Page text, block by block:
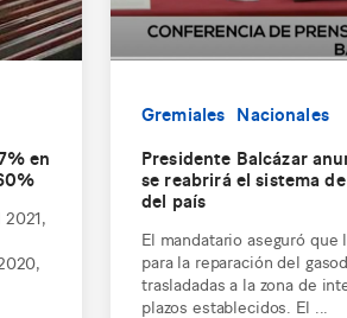
en
Gremiales Nacionales
Presidente Balcázar
se reabrirá el sistema
del país
El mandatario aseguró que
para la reparación del
trasladadas a la zona de
plazos establecidos. El ...